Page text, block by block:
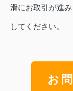
滑にお取引が進
してください。
お